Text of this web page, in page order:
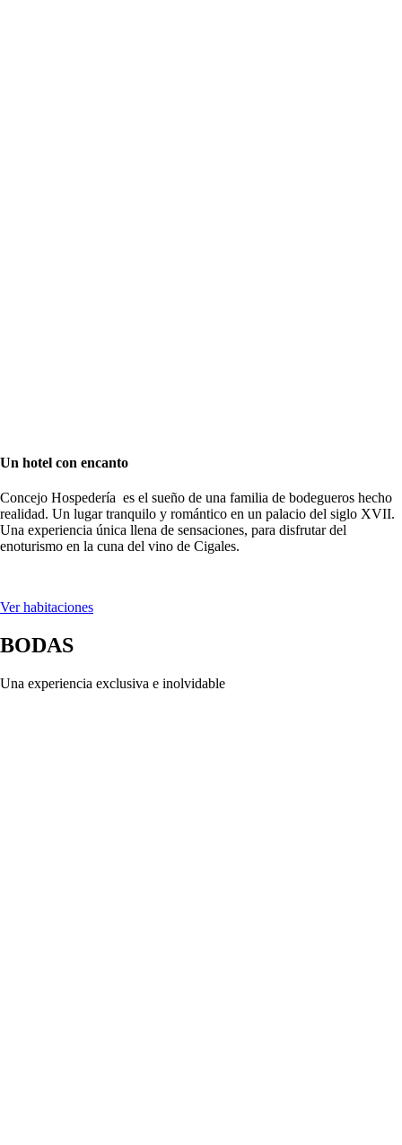
Un hotel con encanto
Concejo Hospedería es el sueño de una familia de bodegueros hecho
realidad. Un lugar tranquilo y romántico en un palacio del siglo XVII.
Una experiencia única llena de sensaciones, para disfrutar del
enoturismo en la cuna del vino de Cigales.
Ver habitaciones
BODAS
Una experiencia exclusiva e inolvidable